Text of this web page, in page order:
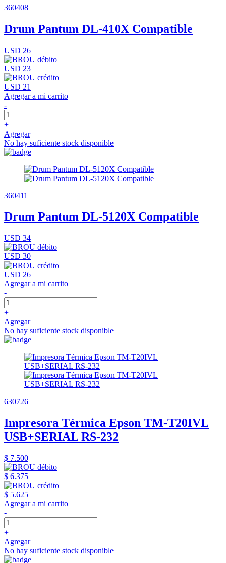
360408
Drum Pantum DL-410X Compatible
USD 26
USD 23
USD 21
Agregar a mi carrito
-
+
Agregar
No hay suficiente stock disponible
360411
Drum Pantum DL-5120X Compatible
USD 34
USD 30
USD 26
Agregar a mi carrito
-
+
Agregar
No hay suficiente stock disponible
630726
Impresora Térmica Epson TM-T20IVL
USB+SERIAL RS-232
$ 7.500
$ 6.375
$ 5.625
Agregar a mi carrito
-
+
Agregar
No hay suficiente stock disponible